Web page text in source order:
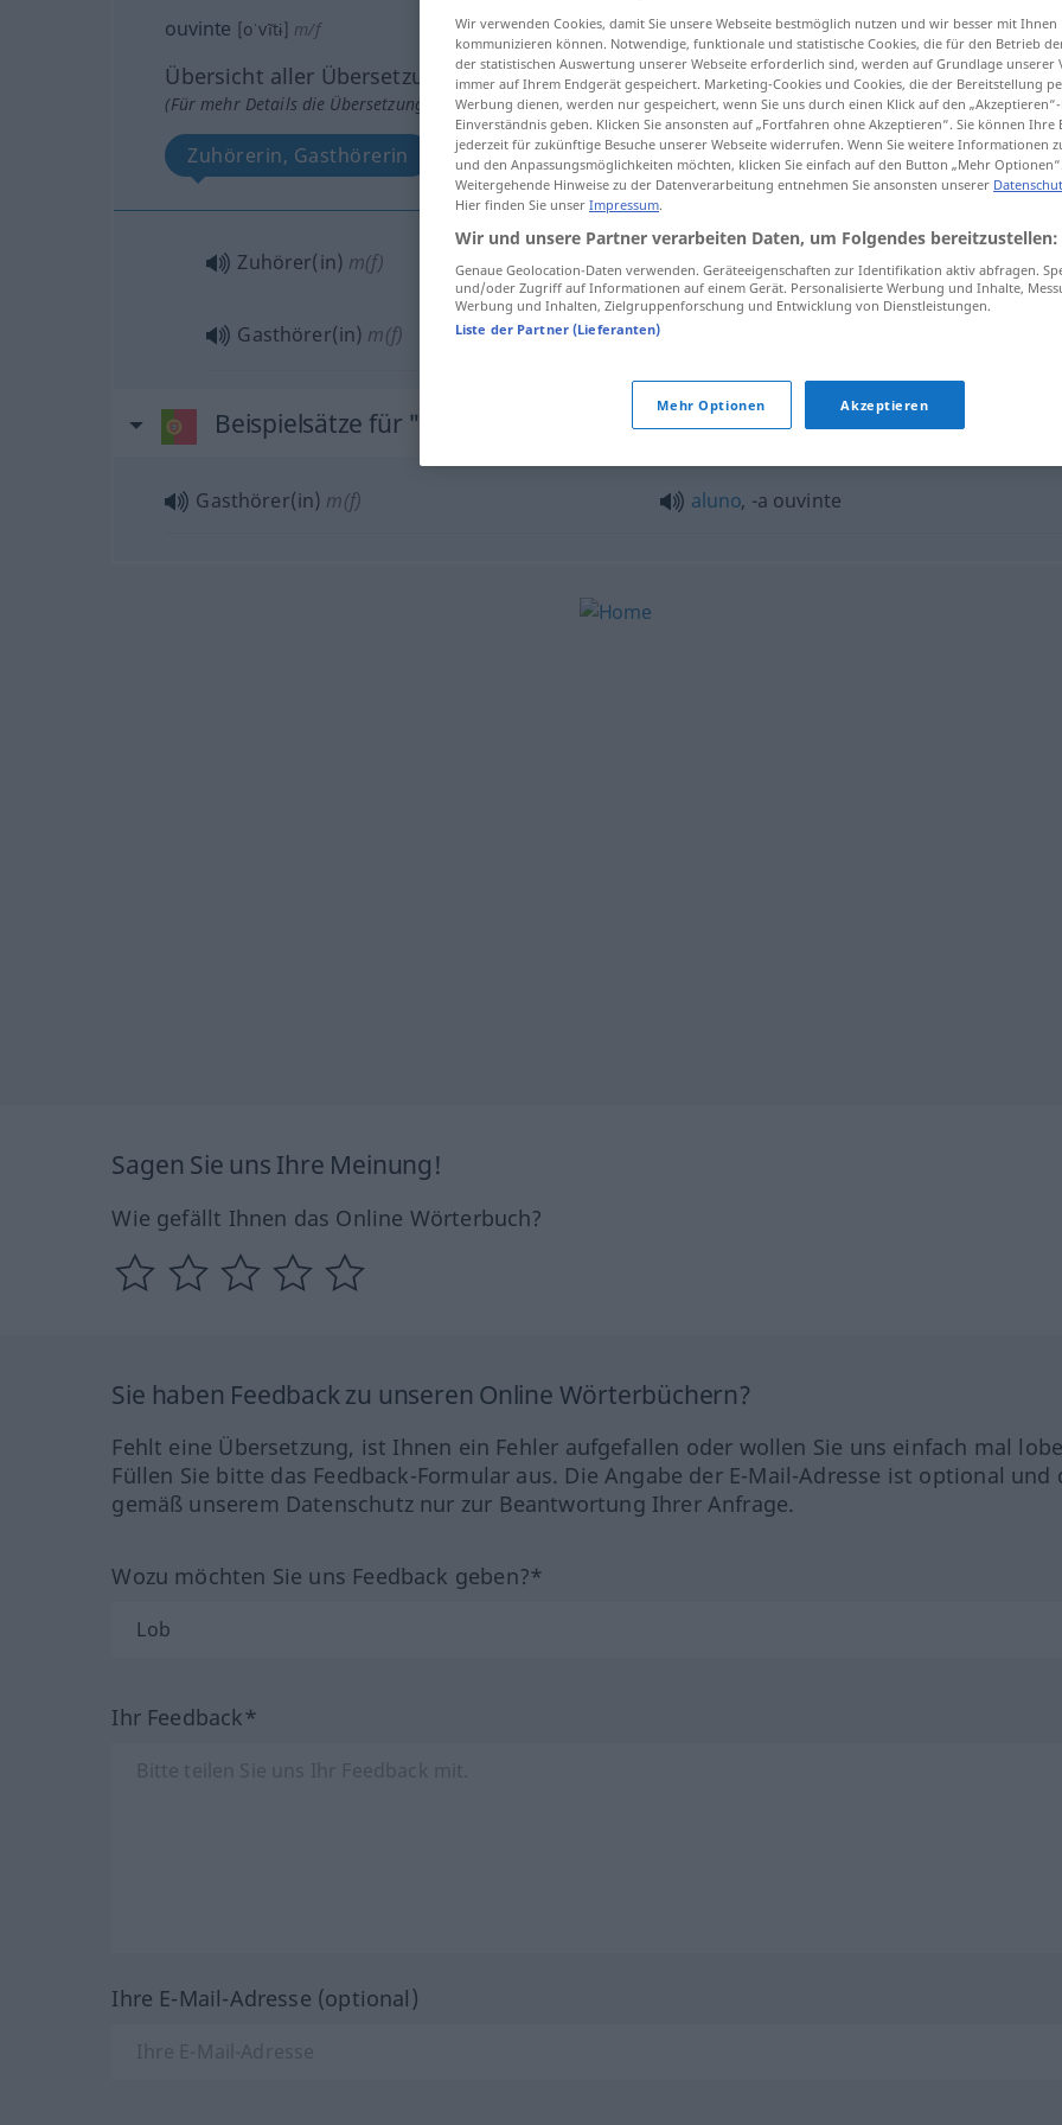
ouvinte [oˈvĩtɨ] m/f
Übersicht aller Übersetzungen
(Für mehr Details die Übersetzung anklicken/antippen)
Zuhörerin, Gasthörerin
Zuhörer(in) m(f) ouvinte
Gasthörer(in) m(f)
Beispielsätze für "ouvinte"
Gasthörer(in) m(f) aluno, -a ouvinte
Sagen Sie uns Ihre Meinung!
Wie gefällt Ihnen das Online Wörterbuch?
Sie haben Feedback zu unseren Online Wörterbüchern?
Fehlt eine Übersetzung, ist Ihnen ein Fehler aufgefallen oder wollen Sie uns einfach mal
Füllen Sie bitte das Feedback-Formular aus. Die Angabe der E-Mail-Adresse ist optional und
gemäß unserem Datenschutz nur zur Beantwortung Ihrer Anfrage.
Wozu möchten Sie uns Feedback geben?*
Ihr Feedback*
Ihre E-Mail-Adresse (optional)
Wir verwenden Cookies, damit Sie unsere Webseite bestmöglich nutzen und wir besser mit Ihnen
kommunizieren können. Notwendige, funktionale und statistische Cookies, die für den Betrieb
der statistischen Auswertung unserer Webseite erforderlich sind, werden auf Grundlage unserer
immer auf Ihrem Endgerät gespeichert. Marketing-Cookies und Cookies, die der Bereitstellung
Werbung dienen, werden nur gespeichert, wenn Sie uns durch einen Klick auf den
Einverständnis geben. Klicken Sie ansonsten auf „Fortfahren ohne Akzeptieren“. Sie können Ihre
jederzeit für zukünftige Besuche unserer Webseite widerrufen. Wenn Sie weitere Informationen
und den Anpassungsmöglichkeiten möchten, klicken Sie einfach auf den Button „Mehr Optionen“.
Weitergehende Hinweise zu der Datenverarbeitung entnehmen Sie ansonsten unserer
Hier finden Sie unser Impressum.
Wir und unsere Partner verarbeiten Daten, um Folgendes bereitzustellen:
Genaue Geolocation-Daten verwenden. Geräteeigenschaften zur Identifikation aktiv abfragen.
und/oder Zugriff auf Informationen auf einem Gerät. Personalisierte Werbung und Inhalte,
Werbung und Inhalten, Zielgruppenforschung und Entwicklung von Dienstleistungen.
Liste der Partner (Lieferanten)
Mehr Optionen Akzeptieren